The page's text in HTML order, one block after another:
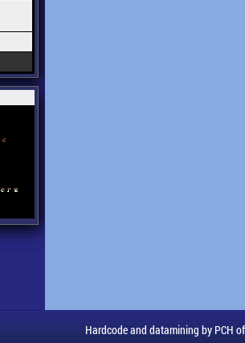
Hardcode and datamining by PCH